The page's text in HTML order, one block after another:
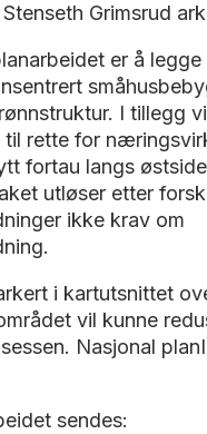
Grimsrud
er å
I tillegg
til rette for
fortau langs
utløser etter
ikke krav om
i kartutsnittet
vil kunne
Nasjonal
sendes: